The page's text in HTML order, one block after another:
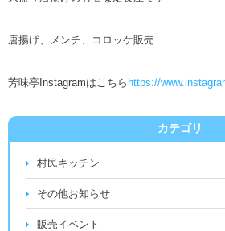
唐揚げ、メンチ、コロッケ販売
芳味亭Instagramはこちら https://
カテゴリ
村民キッチン
その他お知らせ
販売イベント